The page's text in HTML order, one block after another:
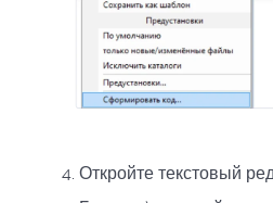
Откройте текстовый